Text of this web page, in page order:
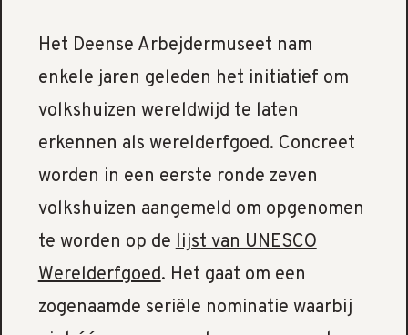
Het Deense Arbejdermuseet nam
enkele jaren geleden het initiatief om
volkshuizen wereldwijd te laten
erkennen als werelderfgoed. Concreet
worden in een eerste ronde zeven
volkshuizen aangemeld om opgenomen
te worden op delijst van UNESCO
Werelderfgoed. Het gaat om een
zogenaamde seriële nominatie waarbij